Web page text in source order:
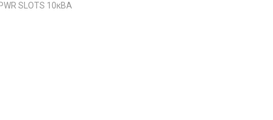
SLOTS 10кВА